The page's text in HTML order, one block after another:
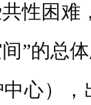
性困难
”的总
心）